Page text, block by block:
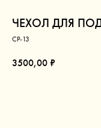
ЧЕХОЛ ДЛЯ
CP-13
3500,00 ₽